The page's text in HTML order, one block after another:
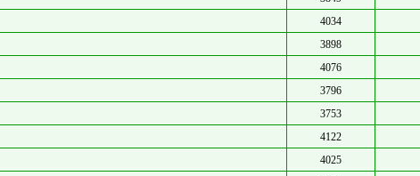
4034
3898
4076
3796
3753
4122
4025